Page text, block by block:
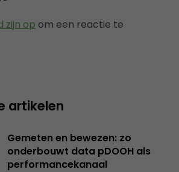
zijn op om een reactie te
artikelen
Gemeten en bewezen: zo
onderbouwt data pDOOH als
performancekanaal